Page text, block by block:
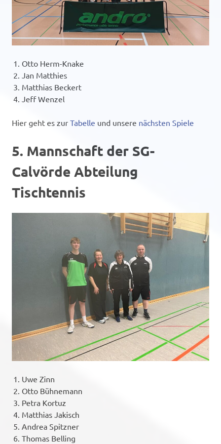
Otto Herm-Knake
Jan Matthies
Matthias Beckert
Jeff Wenzel
Hier geht es zur Tabelle und unsere nächsten Spiele
5. Mannschaft der SG-
Calvörde Abteilung
Tischtennis
Uwe Zinn
Otto Bühnemann
Petra Kortuz
Matthias Jakisch
Andrea Spitzner
Thomas Belling